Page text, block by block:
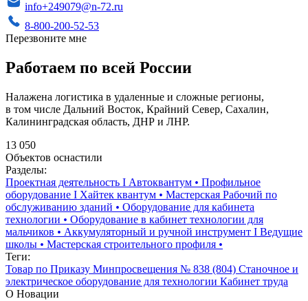
info+249079@n-72.ru
8-800-200-52-53
Перезвоните мне
Работаем по всей России
Налажена логистика в удаленные и сложные регионы,
в том числе Дальний Восток, Крайний Север, Сахалин,
Калининградская область, ДНР и ЛНР.
13 050
Объектов оснастили
Разделы:
Проектная деятельность I Автоквантум • Профильное
оборудование I Хайтек квантум • Мастерская Рабочий по
обслуживанию зданий • Оборудование для кабинета
технологии • Оборудование в кабинет технологии для
мальчиков • Аккумуляторный и ручной инструмент I Ведущие
школы • Мастерская строительного профиля •
Теги:
Товар по Приказу Минпросвещения № 838 (804) Станочное и
электрическое оборудование для технологии Кабинет труда
О Новации